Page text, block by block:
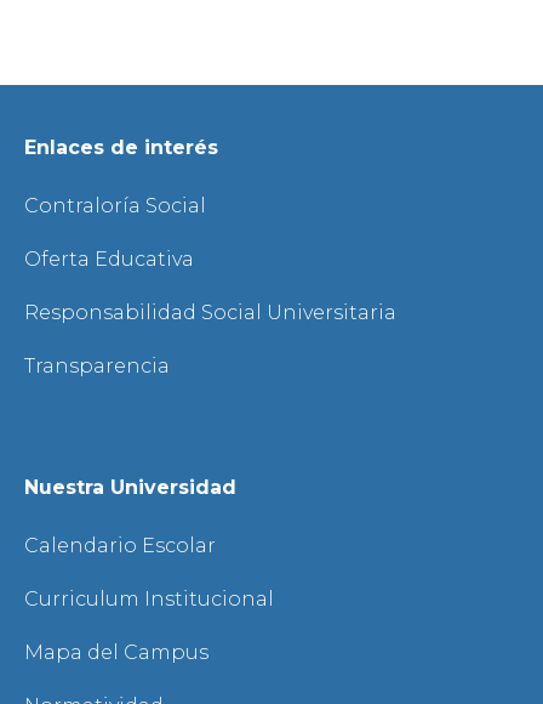
Enlaces de interés
Contraloría Social
Oferta Educativa
Responsabilidad Social Universitaria
Transparencia
Nuestra Universidad
Calendario Escolar
Curriculum Institucional
Mapa del Campus